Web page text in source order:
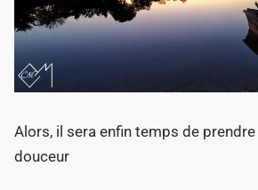
Alors, il sera enfin temps de
douceur